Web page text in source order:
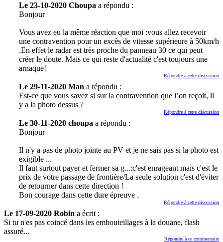
Le 23-10-2020 Choupa a répondu :
Bonjour
Vous avez eu la même réaction que moi :vous allez recevoir
une contravention pour un excès de vitesse supérieure à 50km/h
.En effet le radar est très proche du panneau 30 ce qui peut
créer le doute. Mais ce qui reste d'actualité c'est toujours une
arnaque!
Répondre à cette discussion
Le 29-11-2020 Man a répondu :
Est-ce que vous savez si sur la contravention que l’on reçoit, il
y a la photo dessus ?
Répondre à cette discussion
Le 30-11-2020 choupa a répondu :
Bonjour
Il n'y a pas de photo jointe au PV et je ne sais pas si la photo est
exigible ...
Il faut surtout payer et fermer sa g...:c'est enrageant mais c'est le
prix de votre passage de frontière/La seule solution c'est d'éviter
de retourner dans cette direction !
Bon courage dans cette dure épreuve .
Répondre à cette discussion
Le 17-09-2020 Robin a écrit :
Si tu n'es pas coincé dans les embouteillages à la douane, flash
assuré...
Répondre à ce commentaire